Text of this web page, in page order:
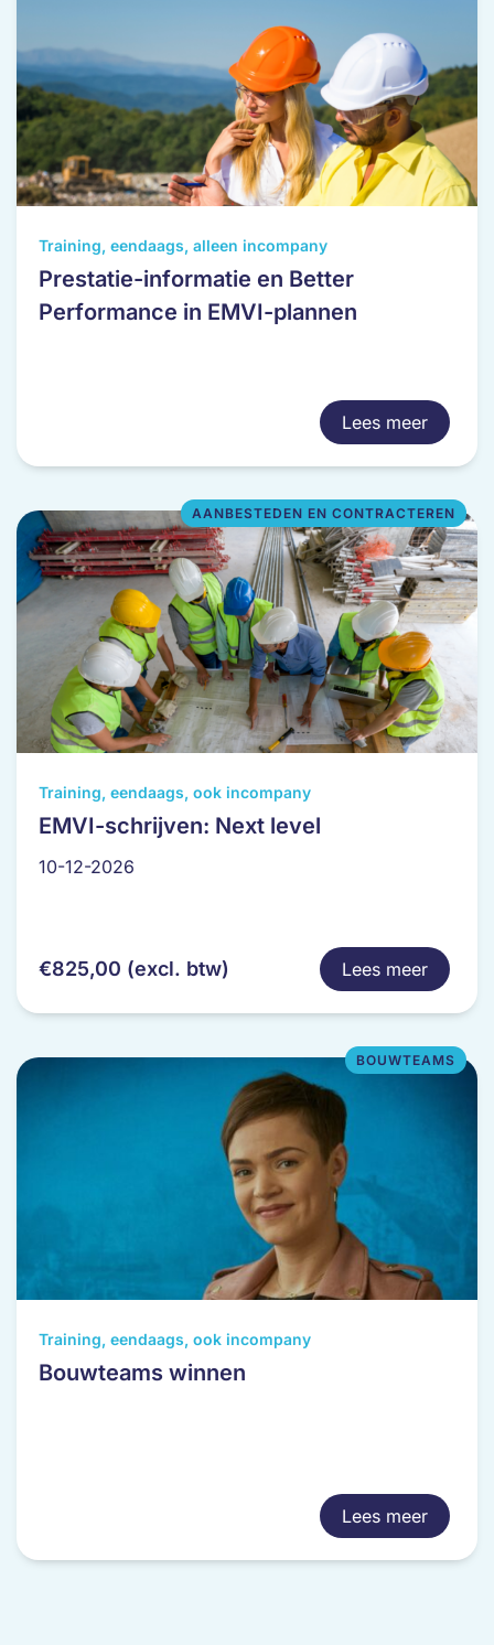
Training, eendaags, alleen incompany
Prestatie-informatie en Better
Performance in EMVI-plannen
Lees meer
Dit
product
heeft
meerdere
op
de
productpagina
Training, eendaags, ook incompany
EMVI-schrijven: Next level
10-12-2026
AANBESTEDEN EN CONTRACTEREN
€825,00 (excl. btw) Lees meer
Dit
product
meerdere
kan
op
Training, eendaags, ook incompany
Bouwteams winnen
BOUWTEAMS
Lees meer